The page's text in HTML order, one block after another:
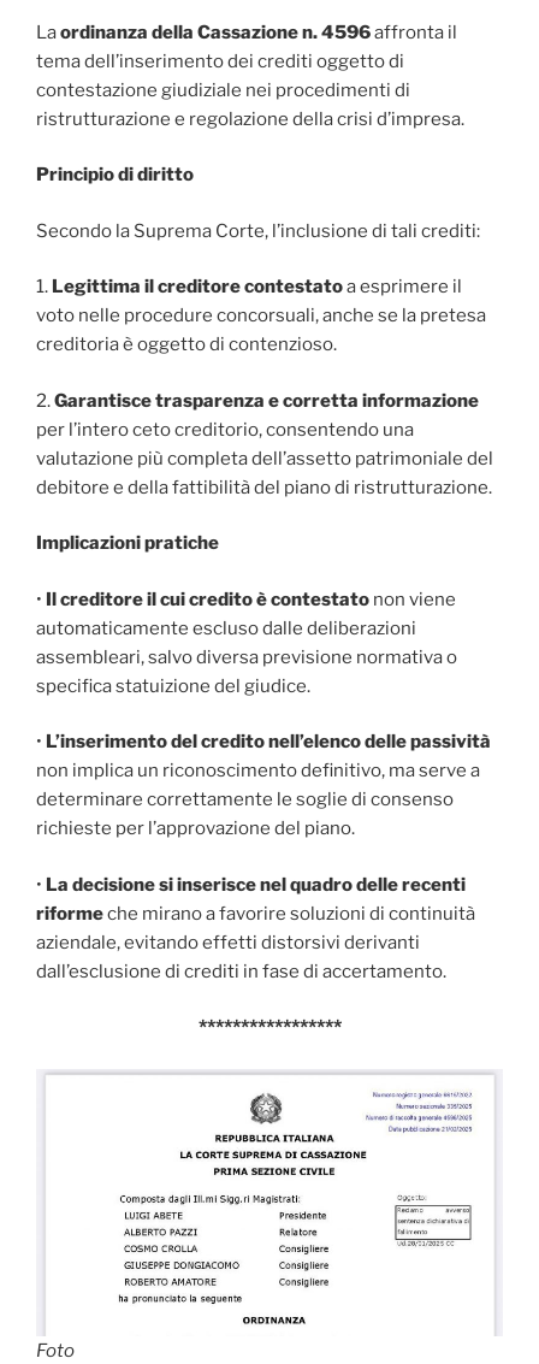
Laordinanza della Cassazione n. 4596affronta il
tema dell’inserimento dei crediti oggetto di
contestazione giudiziale nei procedimenti di
ristrutturazione e regolazione della crisi d’impresa.
Principio di diritto
Secondo la Suprema Corte, l’inclusione di tali crediti:
1. Legittima il creditore contestatoa esprimere il
voto nelle procedure concorsuali, anche se la pretesa
creditoria è oggetto di contenzioso.
2.Garantisce trasparenza e corretta informazione
per l’intero ceto creditorio, consentendo una
valutazione più completa dell’assetto patrimoniale del
debitore e della fattibilità del piano di ristrutturazione.
Implicazioni pratiche
• Il creditore il cui credito è contestato non viene
automaticamente escluso dalle deliberazioni
assembleari, salvo diversa previsione normativa o
specifica statuizione del giudice.
• L’inserimento del credito nell’elenco delle passività
non implica un riconoscimento definitivo, ma serve a
determinare correttamente le soglie di consenso
richieste per l’approvazione del piano.
• La decisione si inserisce nel quadro delle recenti
riformeche mirano a favorire soluzioni di continuità
aziendale, evitando effetti distorsivi derivanti
dall’esclusione di crediti in fase di accertamento.
*****************
Foto